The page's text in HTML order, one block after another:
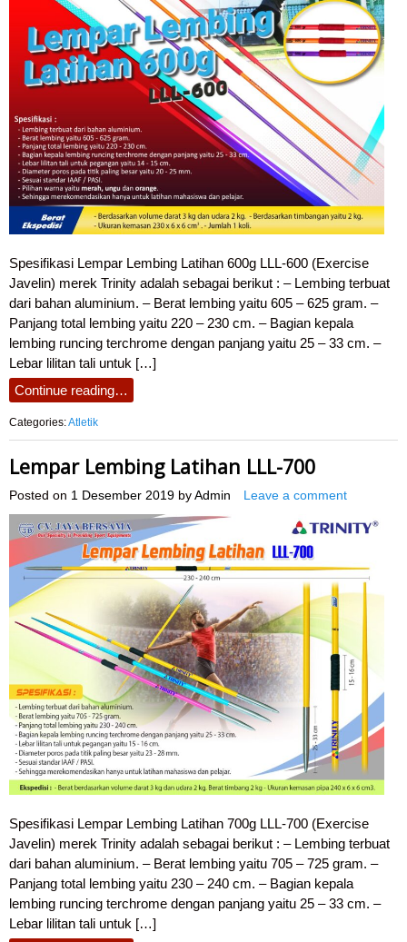
Spesifikasi Lempar Lembing Latihan 600g LLL-600 (Exercise
Javelin) merek Trinity adalah sebagai berikut : – Lembing terbuat
dari bahan aluminium. – Berat lembing yaitu 605 – 625 gram. –
Panjang total lembing yaitu 220 – 230 cm. – Bagian kepala
lembing runcing terchrome dengan panjang yaitu 25 – 33 cm. –
Lebar lilitan tali untuk […]
Continue reading…
Categories:Atletik
Lempar Lembing Latihan LLL-700
Posted on 1 Desember 2019 by Admin Leave a comment
Spesifikasi Lempar Lembing Latihan 700g LLL-700 (Exercise
Javelin) merek Trinity adalah sebagai berikut : – Lembing terbuat
dari bahan aluminium. – Berat lembing yaitu 705 – 725 gram. –
Panjang total lembing yaitu 230 – 240 cm. – Bagian kepala
lembing runcing terchrome dengan panjang yaitu 25 – 33 cm. –
Lebar lilitan tali untuk […]